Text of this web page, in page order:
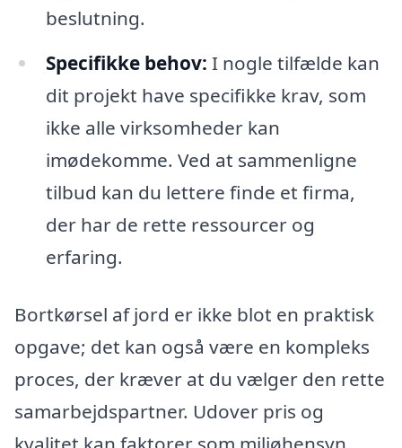
beslutning.
Specifikke behov: I nogle tilfælde kan
dit projekt have specifikke krav, som
ikke alle virksomheder kan
imødekomme. Ved at sammenligne
tilbud kan du lettere finde et firma,
der har de rette ressourcer og
erfaring.
Bortkørsel af jord er ikke blot en praktisk
opgave; det kan også være en kompleks
proces, der kræver at du vælger den rette
samarbejdspartner. Udover pris og